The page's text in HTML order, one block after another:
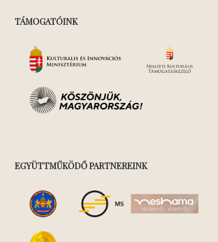
TÁMOGATÓINK
EGYÜTTMŰKÖDŐ PARTNEREINK